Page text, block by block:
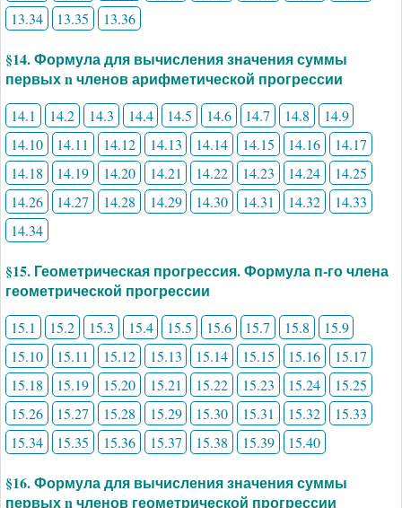
13.34
13.35 13.36
§14. Формула для вычисления значения суммы
первых n членов арифметической прогрессии
14.1 14.2 14.3 14.4 14.5 14.6 14.7 14.8
14.9
14.10
14.11 14.12 14.13 14.14 14.15 14.16
14.17
14.18
14.19 14.20 14.21 14.22 14.23 14.24
14.25
14.26
14.27 14.28 14.29 14.30 14.31 14.32
14.33
14.34
§15. Геометрическая прогрессия. Формула п-го члена
геометрической прогрессии
15.1 15.2 15.3 15.4 15.5 15.6 15.7 15.8
15.9
15.10
15.11 15.12 15.13 15.14 15.15 15.16
15.17
15.18
15.19 15.20 15.21 15.22 15.23 15.24
15.25
15.26
15.27 15.28 15.29 15.30 15.31 15.32
15.33
15.34
15.35 15.36 15.37 15.38 15.39 15.40
§16. Формула для вычисления значения суммы
первых n членов геометрической прогрессии